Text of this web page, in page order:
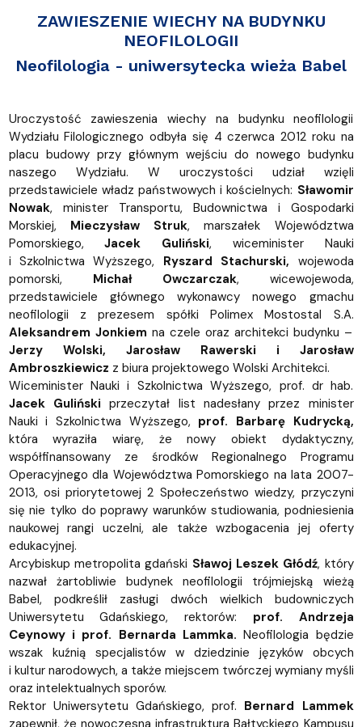
ZAWIESZENIE WIECHY NA BUDYNKU
NEOFILOLOGII
Neofilologia - uniwersytecka wieża Babel
Uroczystość zawieszenia wiechy na budynku neofilologii
Wydziału Filologicznego odbyła się 4 czerwca 2012 roku na
placu budowy przy głównym wejściu do nowego budynku
naszego Wydziału. W uroczystości udział wzięli
przedstawiciele władz państwowych i kościelnych: Sławomir
Nowak, minister Transportu, Budownictwa i Gospodarki
Morskiej, Mieczysław Struk, marszałek Województwa
Pomorskiego,Jacek Guliński, wiceminister Nauki
i Szkolnictwa Wyższego, Ryszard Stachurski, wojewoda
pomorski, Michał Owczarczak, wicewojewoda,
przedstawiciele głównego wykonawcy nowego gmachu
neofilologii z prezesem spółki Polimex Mostostal S.A.
Aleksandrem Jonkiem na czele oraz architekci budynku –
Jerzy Wolski, Jarosław Rawerski i Jarosław
Ambroszkiewicz z biura projektowego Wolski Architekci.
Wiceminister Nauki i Szkolnictwa Wyższego, prof. dr hab.
Jacek Guliński przeczytał list nadesłany przez minister
Nauki i Szkolnictwa Wyższego, prof. Barbarę Kudrycką,
która wyraziła wiarę, że nowy obiekt dydaktyczny,
współfinansowany ze środków Regionalnego Programu
Operacyjnego dla Województwa Pomorskiego na lata 2007-
2013, osi priorytetowej 2 Społeczeństwo wiedzy, przyczyni
się nie tylko do poprawy warunków studiowania, podniesienia
naukowej rangi uczelni, ale także wzbogacenia jej oferty
edukacyjnej.
Arcybiskup metropolita gdański Sławoj Leszek Głódź, który
nazwał żartobliwie budynek neofilologii trójmiejską wieżą
Babel, podkreślił zasługi dwóch wielkich budowniczych
Uniwersytetu Gdańskiego, rektorów: prof. Andrzeja
Ceynowy i prof. Bernarda Lammka. Neofilologia będzie
wszak kuźnią specjalistów w dziedzinie języków obcych
i kultur narodowych, a także miejscem twórczej wymiany myśli
oraz intelektualnych sporów.
Rektor Uniwersytetu Gdańskiego, prof. Bernard Lammek
zapewnił, że nowoczesna infrastruktura Bałtyckiego Kampusu